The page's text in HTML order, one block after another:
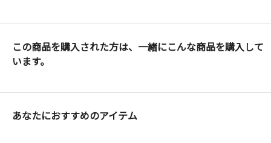
この商品を購入された方は、一緒にこんな商品を購入して
います。
あなたにおすすめのアイテム